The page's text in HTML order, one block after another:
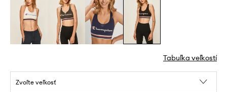
Tabuľka veľkostí
Zvoľte veľkosť